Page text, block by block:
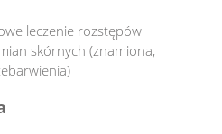
leczenie rozstępów
skórnych (znamiona,